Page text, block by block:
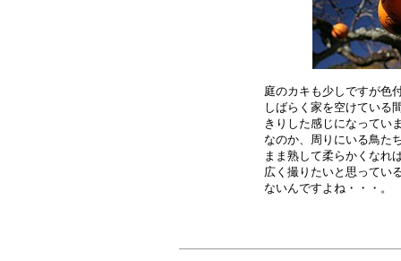
庭のカキも少しですが色
しばらく家を空けている
きりした感じになってい
なのか、周りにいる鳥た
まま熟して柔らかくなれ
広く撮りたいと思ってい